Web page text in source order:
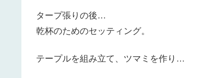
タープ張りの後…
乾杯のためのセッティング。
テープルを組み立て、ツマミを作り…